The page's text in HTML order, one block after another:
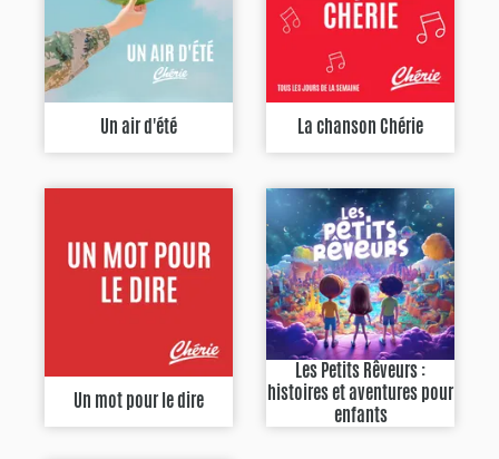
Un air d'été La chanson Chérie
Un mot pour le dire
Les Petits Rêveurs :
histoires et aventures pour
enfants